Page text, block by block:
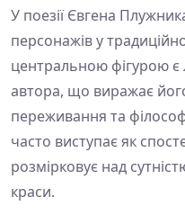
У поезії Євгена
персонажів у
центральною фігурою
автора, що виражає
переживання та
часто виступає як
розмірковує над
краси.